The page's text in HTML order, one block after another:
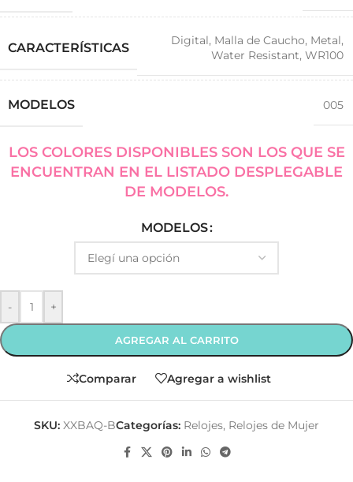
CARACTERÍSTICAS Digital, Malla de Caucho, Metal,
Water Resistant, WR100
MODELOS 005
LOS COLORES DISPONIBLES SON LOS QUE SE
ENCUENTRAN EN EL LISTADO DESPLEGABLE
DE MODELOS.
MODELOS
- +
AGREGAR AL CARRITO
Comparar Agregar a wishlist
SKU: XXBAQ-BCategorías: Relojes, Relojes de Mujer